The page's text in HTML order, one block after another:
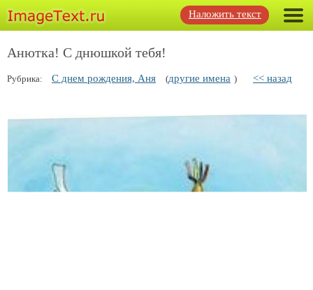
Наложить текст
Анютка! С днюшкой тебя!
Рубрика: С днем рождения, Аня (другие имена ) << назад